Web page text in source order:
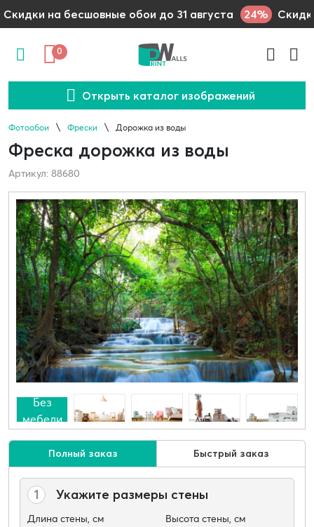
Скидки на бесшовные обои до 31 августа 24%
0
Открыть каталог изображений
Фотообои Фрески Дорожка из воды
Фреска дорожка из воды
Артикул: 88680
Без
мебели
Полный заказ Быстрый заказ
1 Укажите размеры стены
Длина стены, см Высота стены, см